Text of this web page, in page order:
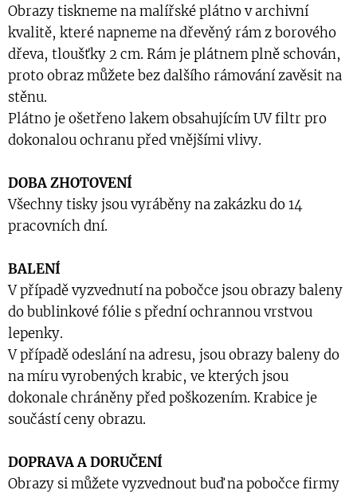
Obrazy tiskneme na malířské plátno v archivní
kvalitě, které napneme na dřevěný rám z borového
dřeva, tloušťky 2 cm. Rám je plátnem plně schován,
proto obraz můžete bez dalšího rámování zavěsit na
stěnu.
Plátno je ošetřeno lakem obsahujícím UV filtr pro
dokonalou ochranu před vnějšími vlivy.
DOBA ZHOTOVENÍ
Všechny tisky jsou vyráběny na zakázku do 14
pracovních dní.
BALENÍ
V případě vyzvednutí na pobočce jsou obrazy baleny
do bublinkové fólie s přední ochrannou vrstvou
lepenky.
V případě odeslání na adresu, jsou obrazy baleny do
na míru vyrobených krabic, ve kterých jsou
dokonale chráněny před poškozením. Krabice je
součástí ceny obrazu.
DOPRAVA A DORUČENÍ
Obrazy si můžete vyzvednout buď na pobočce firmy